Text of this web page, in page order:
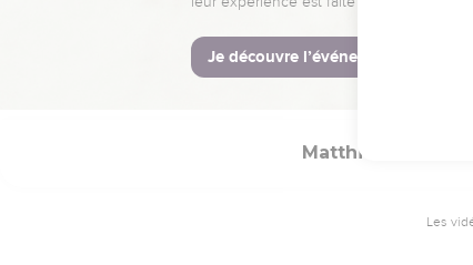
bénisse celui qui
© Société biblique
Matthieu
Les